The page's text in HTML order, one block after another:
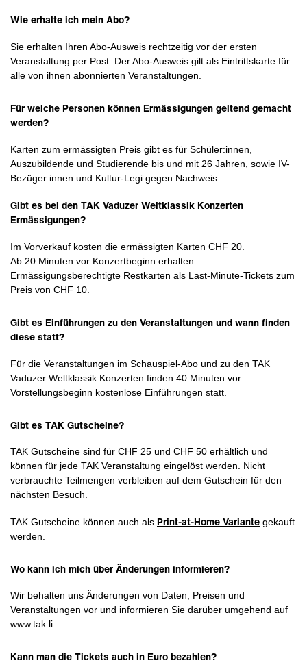
Wie erhalte ich mein Abo?
Sie erhalten Ihren Abo-Ausweis rechtzeitig vor der ersten
Veranstaltung per Post. Der Abo-Ausweis gilt als Eintrittskarte für
alle von ihnen abonnierten Veranstaltungen.
Für welche Personen können Ermässigungen geltend gemacht
werden?
Karten zum ermässigten Preis gibt es für Schüler:innen,
Auszubildende und Studierende bis und mit 26 Jahren, sowie IV-
Bezüger:innen und Kultur-Legi gegen Nachweis.
Gibt es bei den TAK Vaduzer Weltklassik Konzerten
Ermässigungen?
Im Vorverkauf kosten die ermässigten Karten CHF 20.
Ab 20 Minuten vor Konzertbeginn erhalten
Ermässigungsberechtigte Restkarten als Last-Minute-Tickets zum
Preis von CHF 10.
Gibt es Einführungen zu den Veranstaltungen und wann finden
diese statt?
Für die Veranstaltungen im Schauspiel-Abo und zu den TAK
Vaduzer Weltklassik Konzerten finden 40 Minuten vor
Vorstellungsbeginn kostenlose Einführungen statt.
Gibt es TAK Gutscheine?
TAK Gutscheine sind für CHF 25 und CHF 50 erhältlich und
können für jede TAK Veranstaltung eingelöst werden. Nicht
verbrauchte Teilmengen verbleiben auf dem Gutschein für den
nächsten Besuch.
TAK Gutscheine können auch als Print-at-Home Variante gekauft
werden.
Wo kann ich mich über Änderungen informieren?
Wir behalten uns Änderungen von Daten, Preisen und
Veranstaltungen vor und informieren Sie darüber umgehend auf
www.tak.li.
Kann man die Tickets auch in Euro bezahlen?